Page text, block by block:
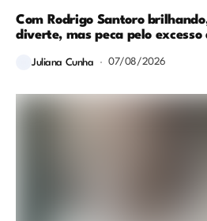
Com Rodrigo Santoro brilhando,
diverte, mas peca pelo excesso
Juliana Cunha 07/08/2026